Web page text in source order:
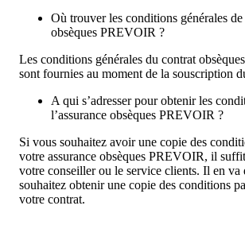
Où trouver les conditions générales de
obsèques PREVOIR ?
Les conditions générales du contrat
sont fournies au moment de la souscription
A qui s’adresser pour obtenir les
l’assurance obsèques PREVOIR ?
Si vous souhaitez avoir une copie des
votre assurance obsèques PREVOIR, il
votre conseiller ou le service clients. Il en va
souhaitez obtenir une copie des conditions
votre contrat.